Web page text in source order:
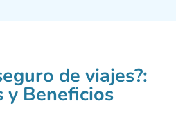
de viajes?:
y Beneficios